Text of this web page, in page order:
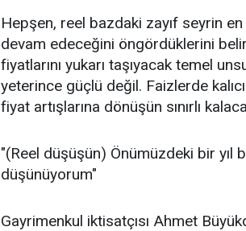
Hepşen, reel bazdaki zayıf seyrin
devam edeceğini öngördüklerini
fiyatlarını yukarı taşıyacak temel
yeterince güçlü değil. Faizlerde
fiyat artışlarına dönüşün sınırlı
"(Reel düşüşün) Önümüzdeki bir yıl
düşünüyorum"
Gayrimenkul iktisatçısı Ahmet